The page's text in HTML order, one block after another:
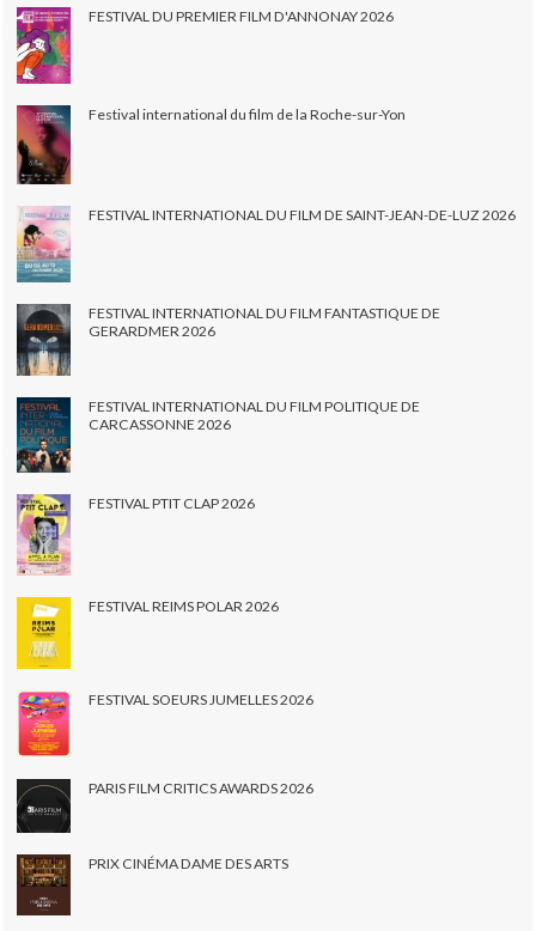
FESTIVAL DU PREMIER FILM D'ANNONAY 2026
Festival international du film de la Roche-sur-Yon
FESTIVAL INTERNATIONAL DU FILM DE SAINT-JEAN-DE-LUZ 2026
FESTIVAL INTERNATIONAL DU FILM FANTASTIQUE DE
GERARDMER 2026
FESTIVAL INTERNATIONAL DU FILM POLITIQUE DE
CARCASSONNE 2026
FESTIVAL PTIT CLAP 2026
FESTIVAL REIMS POLAR 2026
FESTIVAL SOEURS JUMELLES 2026
PARIS FILM CRITICS AWARDS 2026
PRIX CINÉMA DAME DES ARTS